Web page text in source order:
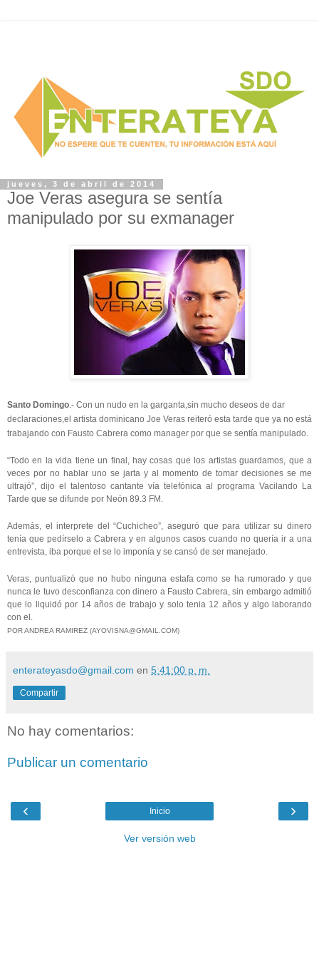
jueves, 3 de abril de 2014
Joe Veras asegura se sentía
manipulado por su exmanager
Santo Domingo.- Con un nudo en la garganta,sin mucho deseos de dar
declaraciones,el artista dominicano Joe Veras reiteró esta tarde que ya no está
trabajando con Fausto Cabrera como manager por que se sentía manipulado.
“Todo en la vida tiene un final, hay cosas que los artistas guardamos, que a
veces por no hablar uno se jarta y al momento de tomar decisiones se me
ultrajó”, dijo el talentoso cantante vía telefónica al programa Vacilando La
Tarde que se difunde por Neón 89.3 FM.
Además, el interprete del “Cuchicheo”, aseguró que para utilizar su dinero
tenía que pedírselo a Cabrera y en algunos casos cuando no quería ir a una
entrevista, iba porque el se lo imponía y se cansó de ser manejado.
Veras, puntualizó que no hubo ninguna estafa como se ha rumorado y que
nunca le tuvo desconfianza con dinero a Fausto Cabrera, sin embargo admitió
que lo liquidó por 14 años de trabajo y solo tenia 12 años y algo laborando
con el.
POR ANDREA RAMIREZ (AYOVISNA@GMAIL.COM)
enterateyasdo@gmail.com en 5:41:00 p. m.
Compartir
No hay comentarios:
Publicar un comentario
‹ ›
Inicio
Ver versión web